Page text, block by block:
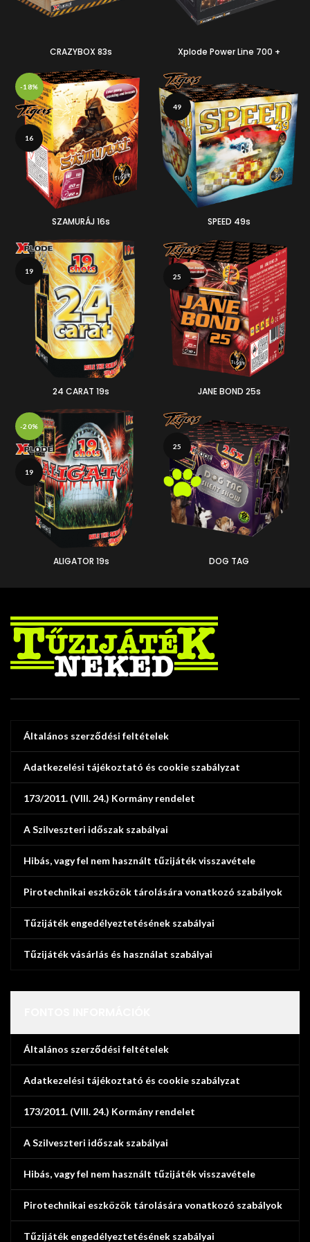
CRAZYBOX 83s Xplode Power Line 700 +
-18%
16
SZAMURÁJ 16s
49
SPEED 49s
19
24 CARAT 19s
25
JANE BOND 25s
-20%
19
ALIGATOR 19s
25
DOG TAG
Általános szerződési feltételek
Adatkezelési tájékoztató és cookie szabályzat
173/2011. (VIII. 24.) Kormány rendelet
A Szilveszteri időszak szabályai
Hibás, vagy fel nem használt tűzijáték visszavétele
Pirotechnikai eszközök tárolására vonatkozó szabályok
Tűzijáték engedélyeztetésének szabályai
Tűzijáték vásárlás és használat szabályai
Általános szerződési feltételek
Adatkezelési tájékoztató és cookie szabályzat
173/2011. (VIII. 24.) Kormány rendelet
A Szilveszteri időszak szabályai
Hibás, vagy fel nem használt tűzijáték visszavétele
Pirotechnikai eszközök tárolására vonatkozó szabályok
Tűzijáték engedélyeztetésének szabályai